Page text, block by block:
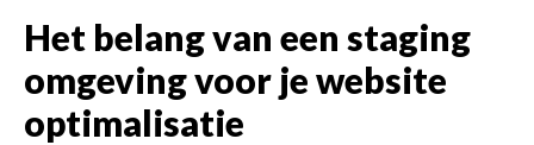
Het belang van een staging
omgeving voor je website
optimalisatie